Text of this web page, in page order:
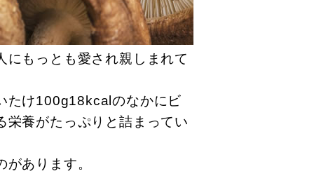
にもっとも愛され親しまれて
たけ100g18kcalのなかにビ
栄養がたっぷりと詰まってい
あります。